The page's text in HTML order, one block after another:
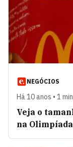
NEGÓCIOS
Há 10 anos • 1
Veja o
na